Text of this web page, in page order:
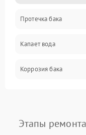
Механика
Протечка бака
Капает вода
Коррозия бака
Этапы